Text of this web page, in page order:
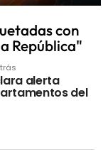
con
República"
alerta
del